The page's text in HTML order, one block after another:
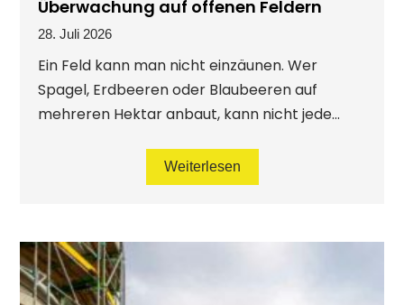
Überwachung auf offenen Feldern
28. Juli 2026
Ein Feld kann man nicht einzäunen. Wer
Spagel, Erdbeeren oder Blaubeeren auf
mehreren Hektar anbaut, kann nicht jede...
Weiterlesen